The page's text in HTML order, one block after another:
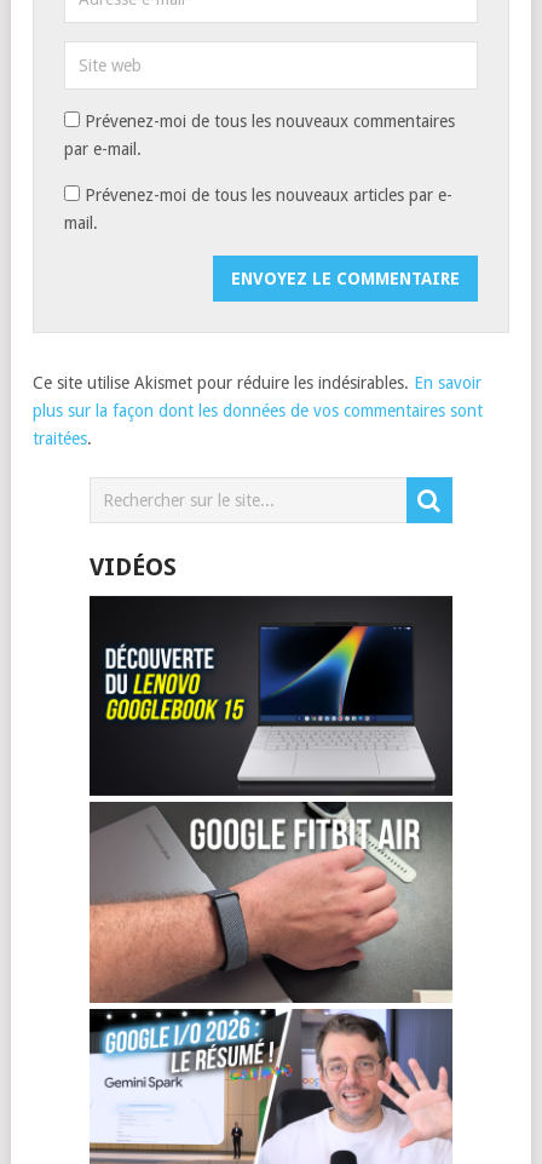
Prévenez-moi de tous les nouveaux commentaires
par e-mail.
Prévenez-moi de tous les nouveaux articles par e-
mail.
Ce site utilise Akismet pour réduire les indésirables. En savoir
plus sur la façon dont les données de vos commentaires sont
traitées.
VIDÉOS